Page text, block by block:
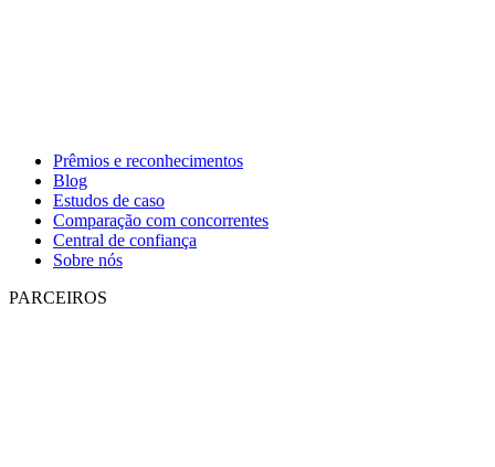
Prêmios e reconhecimentos
Blog
Estudos de caso
Comparação com concorrentes
Central de confiança
Sobre nós
PARCEIROS